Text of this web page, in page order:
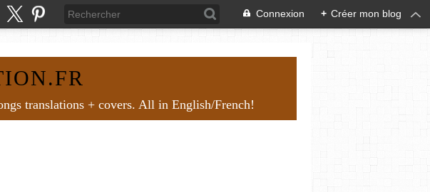
Connexion + Créer mon blog
translations + covers. All in English/French!